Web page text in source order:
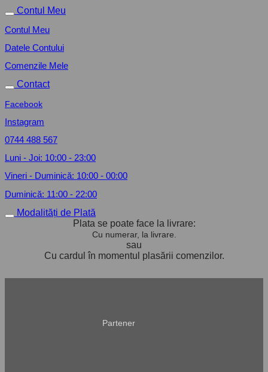
Contul Meu
Contul Meu
Datele Contului
Comenzile Mele
Contact
Facebook
Instagram
0744 488 567
Luni - Joi: 10:00 - 23:00
Vineri - Duminică: 10:00 - 00:00
Duminică: 11:00 - 22:00
Modalități de Plată
Plata se poate face la livrare:
Cu numerar, la livrare.
sau
Cu cardul în momentul plasării comenzilor.
Partener